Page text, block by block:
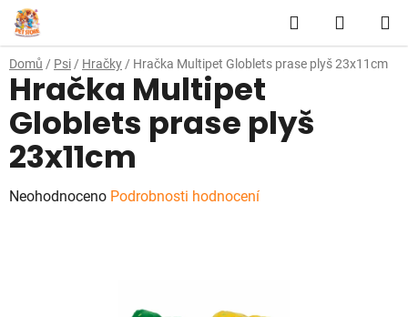
Přejít
na
obsah
Hledat
KOŠÍK
Domů / Psi / Hračky / Hračka Multipet Globlets prase plyš 23x11cm
Hračka Multipet
Globlets prase plyš
23x11cm
Průměrné
Neohodnoceno Podrobnosti hodnocení